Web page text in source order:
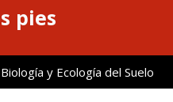
pies
Biología y Ecología del Suelo